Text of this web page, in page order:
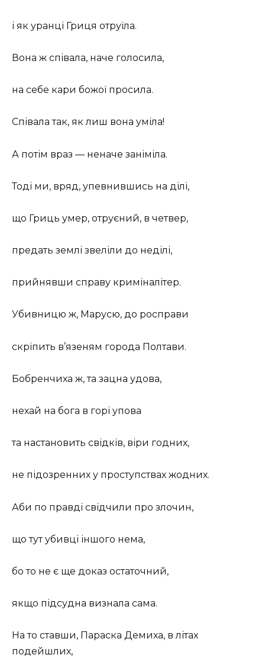
і як уранці Гриця отруїла.
Вона ж співала, наче голосила,
на себе кари божої просила.
Співала так, як лиш вона уміла!
А потім враз — неначе заніміла.
Тоді ми, вряд, упевнившись на ділі,
що Гриць умер, отруєний, в четвер,
предать землі звеліли до неділі,
прийнявши справу криміналітер.
Убивницю ж, Марусю, до росправи
скріпить в’язеням города Полтави.
Бобренчиха ж, та зацна удова,
нехай на бога в горі упова
та настановить свідків, віри годних,
не підозренних у проступствах жодних.
Аби по правді свідчили про злочин,
що тут убивці іншого нема,
бо то не є ще доказ остаточний,
якщо підсудна визнала сама.
На то ставши, Параска Демиха, в літах
подейшлих,